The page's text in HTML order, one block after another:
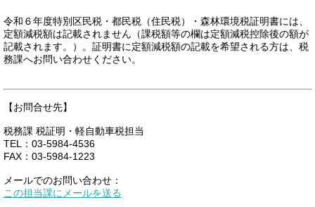
令和６年度特別区民税・都民税（住民税）・森林環境税証明書には、
定額減税額は記載されません（課税額等の欄は定額減税控除後の額が
記載されます。）。証明書に定額減税額の記載を希望される方は、税
務課へお問い合わせください。
【お問合せ先】
税務課 税証明・軽自動車税担当
TEL：03-5984-4536
FAX：03-5984-1223
メールでのお問い合わせ：
この担当課にメールを送る